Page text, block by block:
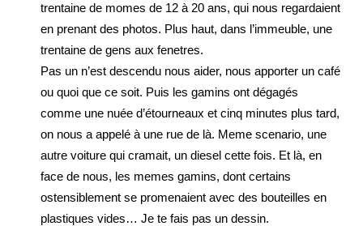
trentaine de momes de 12 à 20 ans, qui nous regardaient
en prenant des photos. Plus haut, dans l’immeuble, une
trentaine de gens aux fenetres.
Pas un n’est descendu nous aider, nous apporter un café
ou quoi que ce soit. Puis les gamins ont dégagés
comme une nuée d’étourneaux et cinq minutes plus tard,
on nous a appelé à une rue de là. Meme scenario, une
autre voiture qui cramait, un diesel cette fois. Et là, en
face de nous, les memes gamins, dont certains
ostensiblement se promenaient avec des bouteilles en
plastiques vides… Je te fais pas un dessin.